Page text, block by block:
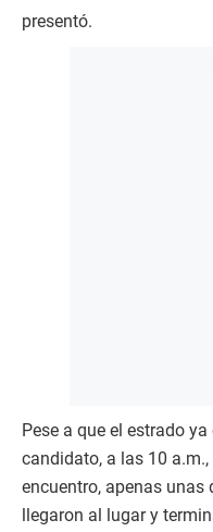
presentó.
Pese a que el estrado
candidato, a las 10
encuentro, apenas
llegaron al lugar y